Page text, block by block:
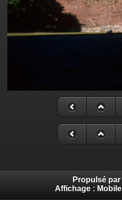
Propulsé par
Affichage : Mobile